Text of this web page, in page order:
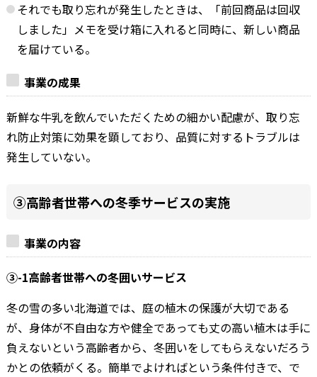
それでも取り忘れが発生したときは、「前回商品は回収
しました」メモを受け箱に入れると同時に、新しい商品
を届けている。
事業の成果
新鮮な牛乳を飲んでいただくための細かい配慮が、取り忘
れ防止対策に効果を顕しており、品質に対するトラブルは
発生していない。
③高齢者世帯への冬季サービスの実施
事業の内容
③-1高齢者世帯への冬囲いサービス
冬の雪の多い北海道では、庭の植木の保護が大切である
が、身体が不自由な方や健全であっても丈の高い植木は手に
負えないという高齢者から、冬囲いをしてもらえないだろう
かとの依頼がくる。簡単でよければという条件付きで、で